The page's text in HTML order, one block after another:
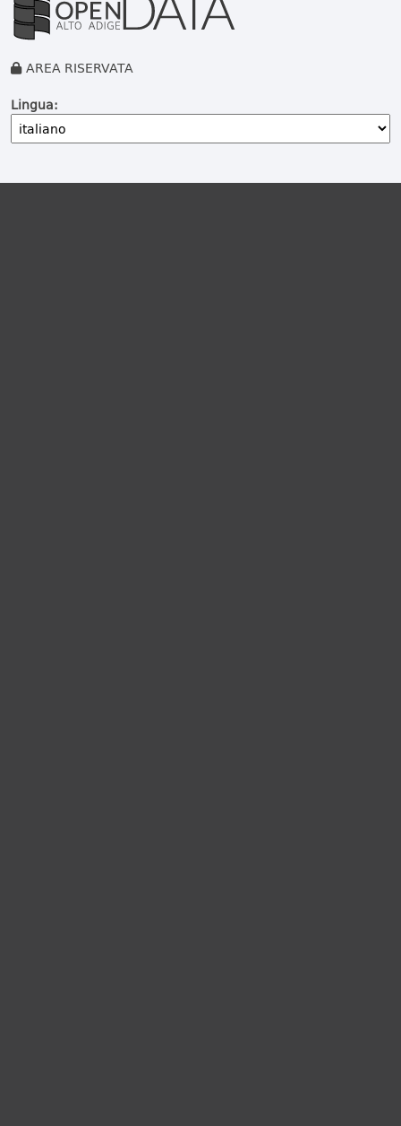
AREA RISERVATA
Lingua